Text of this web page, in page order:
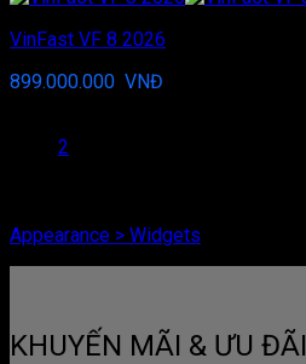
VinFast VF 8 2026
899.000.000 VNĐ
2
Appearance > Widgets
KHUYẾN MÃI & ƯU ĐÃI